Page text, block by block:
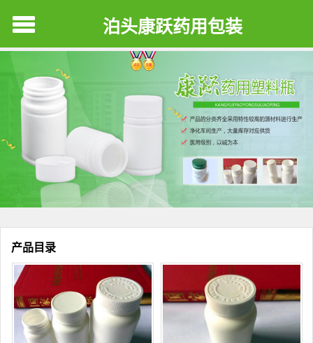
泊头康跃药用包装
产品目录